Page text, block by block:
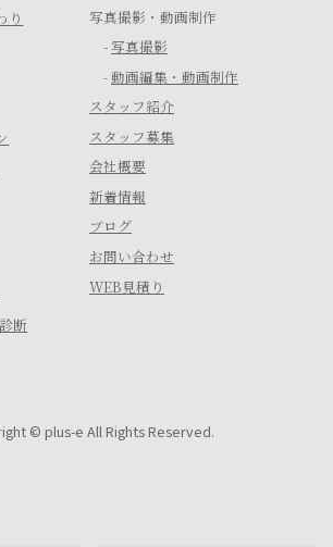
り
断
写真撮影・動画制作
-写真撮影
-動画編集・動画制作
スタッフ紹介
スタッフ募集
会社概要
新着情報
ブログ
お問い合わせ
WEB見積り
© plus-e All Rights Reserved.